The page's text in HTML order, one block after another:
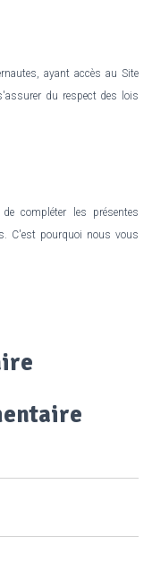
ayant accès au Site
du respect des lois
compléter les présentes
C'est pourquoi nous vous